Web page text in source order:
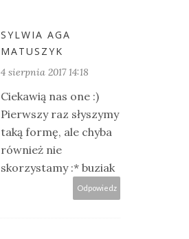
SYLWIA AGA
MATUSZYK
4 sierpnia 2017 14:18
Ciekawią nas one :)
Pierwszy raz słyszymy
taką formę, ale chyba
również nie
skorzystamy :* buziak
Odpowiedz